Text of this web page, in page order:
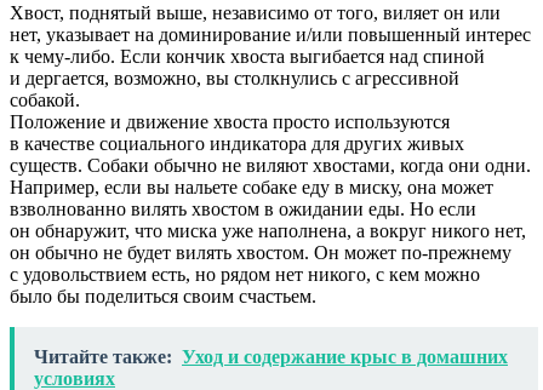
Хвост, поднятый выше, независимо от того, виляет он или
нет, указывает на доминирование и/или повышенный интерес
к чему-либо. Если кончик хвоста выгибается над спиной
и дергается, возможно, вы столкнулись с агрессивной
собакой.
Положение и движение хвоста просто используются
в качестве социального индикатора для других живых
существ. Собаки обычно не виляют хвостами, когда они одни.
Например, если вы нальете собаке еду в миску, она может
взволнованно вилять хвостом в ожидании еды. Но если
он обнаружит, что миска уже наполнена, а вокруг никого нет,
он обычно не будет вилять хвостом. Он может по-прежнему
с удовольствием есть, но рядом нет никого, с кем можно
было бы поделиться своим счастьем.
Читайте также: Уход и содержание крыс в домашних
условиях